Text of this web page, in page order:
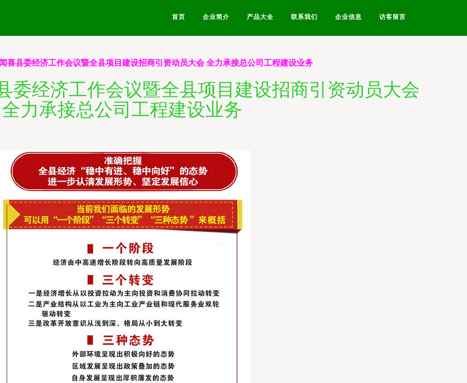
首页 企业简介 产品大全 联系我们 企业信息 访客留言
喜县委经济工作会议暨全县项目建设招商引资动员大会 全力承接总公司工程建设业务
委经济工作会议暨全县项目建设招商引资动员大会
全力承接总公司工程建设业务